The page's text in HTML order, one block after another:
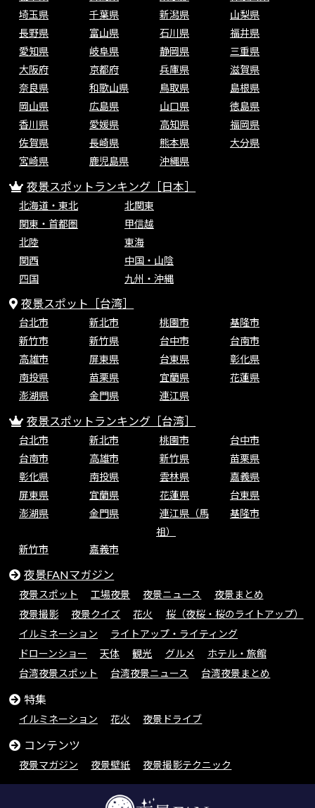
埼玉県
千葉県 新潟県
山梨県
長野県
富山県 石川県
福井県
愛知県
岐阜県 静岡県
三重県
大阪府
京都府 兵庫県
滋賀県
奈良県
和歌山県 鳥取県
島根県
岡山県
広島県 山口県
徳島県
香川県
愛媛県 高知県
福岡県
佐賀県
長崎県 熊本県
大分県
宮崎県
鹿児島県 沖縄県
夜景スポットランキング［日本］
北海道・東北
北関東
関東・首都圏
甲信越
北陸
東海
関西
中国・山陰
四国
九州・沖縄
夜景スポット［台湾］
台北市 新北市 桃園市
基隆市
新竹市
新竹県 台中市
台南市
高雄市
屏東県 台東県
彰化県
南投県
苗栗県 宜蘭県
花蓮県
澎湖県
金門県 連江県
夜景スポットランキング［台湾］
台北市 新北市 桃園市
台中市
台南市
高雄市 新竹県
苗栗県
彰化県
南投県 雲林県
嘉義県
屏東県
宜蘭県 花蓮県
台東県
澎湖県
金門県
連江県（馬
祖）
基隆市
新竹市 嘉義市
夜景FANマガジン
夜景スポット 工場夜景 夜景ニュース
夜景まとめ
夜景撮影
夜景クイズ 花火
桜（夜桜・桜のライトアップ）
イルミネーション
ライトアップ・ライティング
ドローンショー
天体 観光 グルメ
ホテル・旅館
台湾夜景スポット
台湾夜景ニュース 台湾夜景まとめ
特集
イルミネーション 花火 夜景ドライブ
コンテンツ
夜景マガジン 夜景壁紙 夜景撮影テクニック